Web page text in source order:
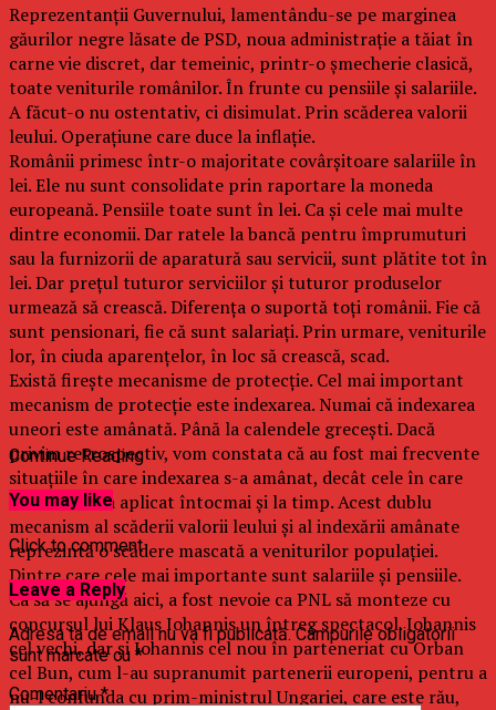
Reprezentanții Guvernului, lamentându-se pe marginea
găurilor negre lăsate de PSD, noua administrație a tăiat în
carne vie discret, dar temeinic, printr-o șmecherie clasică,
toate veniturile românilor. În frunte cu pensiile și salariile.
A făcut-o nu ostentativ, ci disimulat. Prin scăderea valorii
leului. Operațiune care duce la inflație.
Românii primesc într-o majoritate covârșitoare salariile în
lei. Ele nu sunt consolidate prin raportare la moneda
europeană. Pensiile toate sunt în lei. Ca și cele mai multe
dintre economii. Dar ratele la bancă pentru împrumuturi
sau la furnizorii de aparatură sau servicii, sunt plătite tot în
lei. Dar prețul tuturor serviciilor și tuturor produselor
urmează să crească. Diferența o suportă toți românii. Fie că
sunt pensionari, fie că sunt salariați. Prin urmare, veniturile
lor, în ciuda aparențelor, în loc să crească, scad.
Există firește mecanisme de protecție. Cel mai important
mecanism de protecție este indexarea. Numai că indexarea
uneori este amânată. Până la calendele grecești. Dacă
privim retrospectiv, vom constata că au fost mai frecvente
situațiile în care indexarea s-a amânat, decât cele în care
indexarea s-a aplicat întocmai și la timp. Acest dublu
mecanism al scăderii valorii leului și al indexării amânate
reprezintă o scădere mascată a veniturilor populației.
Dintre care cele mai importante sunt salariile și pensiile.
Ca să se ajungă aici, a fost nevoie ca PNL să monteze cu
concursul lui Klaus Iohannis un întreg spectacol. Iohannis
cel vechi, dar și Iohannis cel nou în parteneriat cu Orban
cel Bun, cum l-au supranumit partenerii europeni, pentru a
nu-l confunda cu prim-ministrul Ungariei, care este rău,
Continue Reading
You may like
Click to comment
Leave a Reply
Adresa ta de email nu va fi publicată. Câmpurile obligatorii
sunt marcate cu*
Comentariu*